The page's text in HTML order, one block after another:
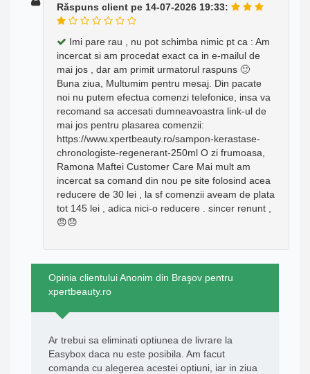
Răspuns client pe 14-07-2026 19:33:
Imi pare rau , nu pot schimba nimic pt ca : Am
incercat si am procedat exact ca in e-mailul de
mai jos , dar am primit urmatorul raspuns 🙂
Buna ziua, Multumim pentru mesaj. Din pacate
noi nu putem efectua comenzi telefonice, insa va
recomand sa accesati dumneavoastra link-ul de
mai jos pentru plasarea comenzii:
https://www.xpertbeauty.ro/sampon-kerastase-
chronologiste-regenerant-250ml O zi frumoasa,
Ramona Maftei Customer Care Mai mult am
incercat sa comand din nou pe site folosind acea
reducere de 30 lei , la sf comenzii aveam de plata
tot 145 lei , adica nici-o reducere . sincer renunt ,
😠😞
Opinia clientului Anonim din Braşov pentru
xpertbeauty.ro
Ar trebui sa eliminati optiunea de livrare la
Easybox daca nu este posibila. Am facut
comanda cu alegerea acestei optiuni, iar in ziua